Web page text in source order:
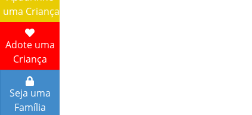
uma Criança
Adote uma
Criança
Seja uma
Família